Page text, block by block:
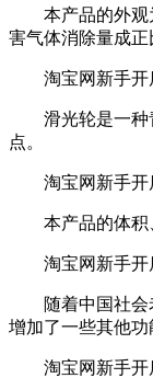
本产品的外观为
害气体消除量成正
淘宝网新手开
滑光轮是一种青
点。
淘宝网新手开
本产品的体积、
淘宝网新手开
随着中国社会老
增加了一些其他
淘宝网新手开